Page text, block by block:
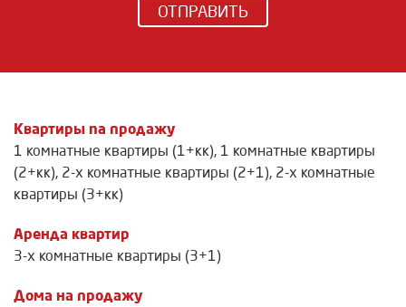
ОТПРАВИТЬ
Квартиры na продажу
1 комнатные квартиры (1+кк), 1 комнатные квартиры
(2+кк), 2-х комнатные квартиры (2+1), 2-х комнатные
квартиры (3+кк)
Аренда квартир
3-х комнатные квартиры (3+1)
Дома на продажу